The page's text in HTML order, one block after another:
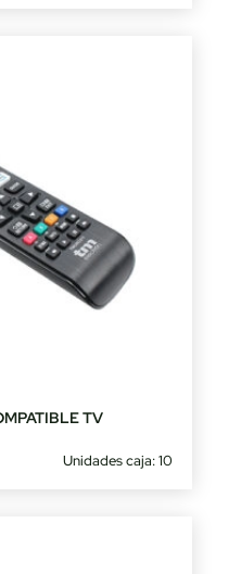
TV
Unidades caja: 10